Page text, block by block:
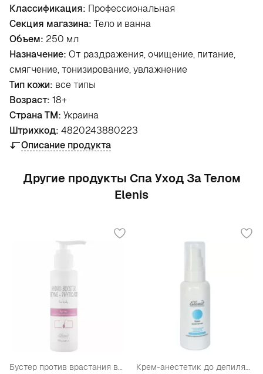
Классификация: Профессиональная
Секция магазина: Тело и ванна
Объем: 250 мл
Назначение: От раздражения, очищение, питание,
смягчение, тонизирование, увлажнение
Тип кожи: все типы
Возраст: 18+
Страна ТМ: Украина
Штрихкод: 4820243880223
Описание продукта
Другие продукты Спа Уход За Телом
Elenis
Бустер против врастания волос с энзимами Крем-анестетик до депиляции